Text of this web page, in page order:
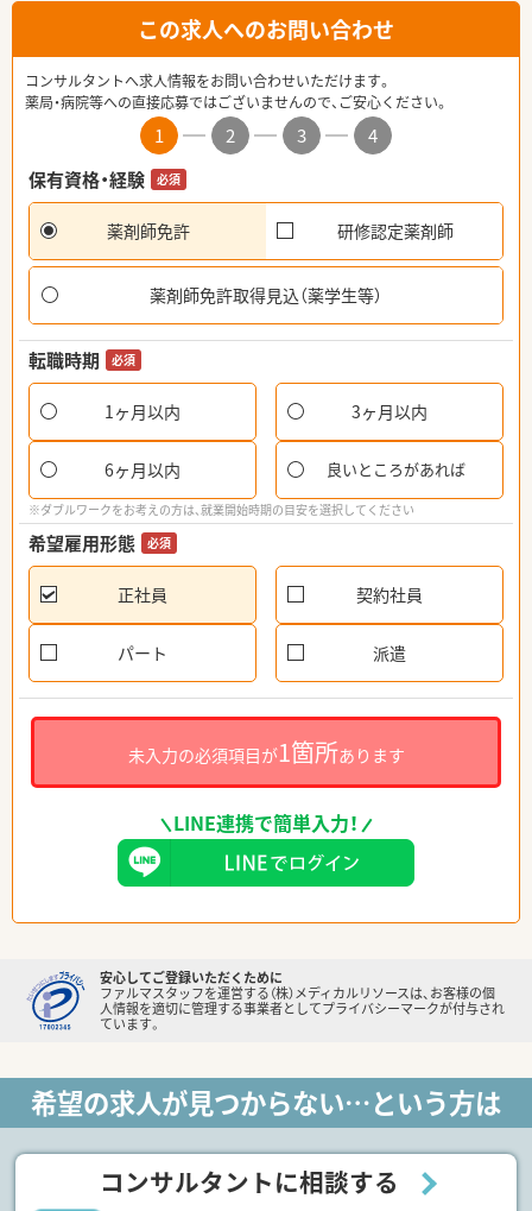
この求人へのお問い合わせ
コンサルタントへ求人情報をお問い合わせいただけます。
薬局・病院等への直接応募ではございませんので、ご安心ください。
1 2 3
4
保有資格・経験
必須
薬剤師免許 研修認定薬剤師
薬剤師免許取得見込（薬学生等）
転職時期 必須
1ヶ月以内 3ヶ月以内
6ヶ月以内 良いところがあれば
※ダブルワークをお考えの方は、就業開始時期の目安を選択してください
希望雇用形態 必須
正社員 契約社員
パート 派遣
未入力の必須項目が1箇所あります
LINE連携で簡単入力！
安心してご登録いただくために
ファルマスタッフを運営する（株）メディカルリソースは、お客様の個
人情報を適切に管理する事業者としてプライバシーマークが付与され
ています。
希望の求人が見つからない…という方は
コンサルタントに相談する